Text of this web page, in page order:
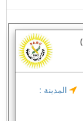
المدينة :